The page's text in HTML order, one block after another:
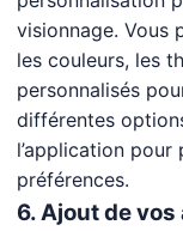
visionnage. Vous
les couleurs, les
personnalisés
différentes
l’application pour
préférences.
6. Ajout de